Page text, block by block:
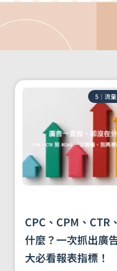
5｜流
CPC、CPM、CTR
什麼？一次抓出廣
大必看報表指標！